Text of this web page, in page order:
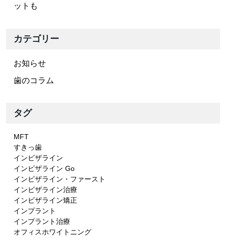
ットも
カテゴリー
お知らせ
歯のコラム
タグ
MFT
すきっ歯
インビザライン
インビザライン Go
インビザライン・ファースト
インビザライン治療
インビザライン矯正
インプラント
インプラント治療
オフィスホワイトニング